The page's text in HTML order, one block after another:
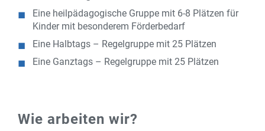
Eine heilpädagogische Gruppe mit 6-8 Plätzen für
Kinder mit besonderem Förderbedarf
Eine Halbtags – Regelgruppe mit 25 Plätzen
Eine Ganztags – Regelgruppe mit 25 Plätzen
Wie arbeiten wir?